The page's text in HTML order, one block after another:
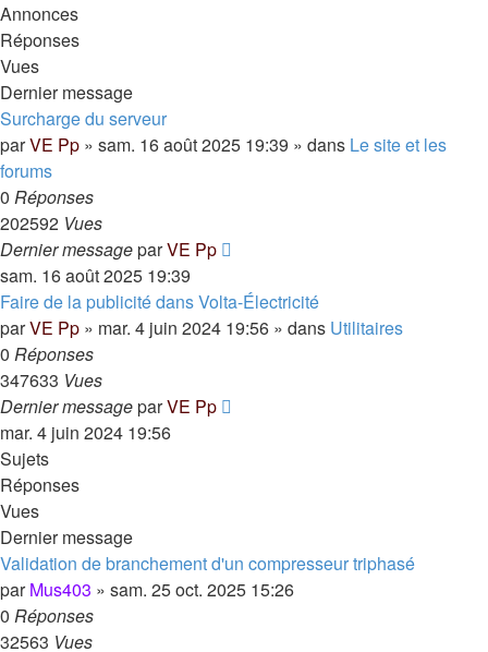
Annonces
Réponses
Vues
Dernier message
Surcharge du serveur
parVE Pp » sam. 16 août 2025 19:39 » dans Le site et les
forums
0 Réponses
202592 Vues
Dernier messageparVE Pp
sam. 16 août 2025 19:39
Faire de la publicité dans Volta-Électricité
parVE Pp » mar. 4 juin 2024 19:56 » dans Utilitaires
0 Réponses
347633 Vues
Dernier messageparVE Pp
mar. 4 juin 2024 19:56
Sujets
Réponses
Vues
Dernier message
Validation de branchement d'un compresseur triphasé
parMus403 » sam. 25 oct. 2025 15:26
0 Réponses
32563 Vues